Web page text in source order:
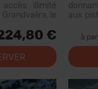
illimité
le
Avec ce
pourrez
de 200 km de
des options
€
aux
des
à